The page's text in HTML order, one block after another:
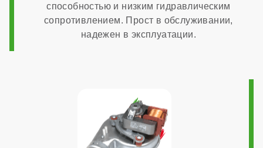
нет
газ
способностью и низким гидравлическим
сопротивлением. Прост в обслуживании,
надежен в эксплуатации.